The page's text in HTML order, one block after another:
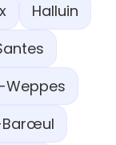
Halluin
Weppes